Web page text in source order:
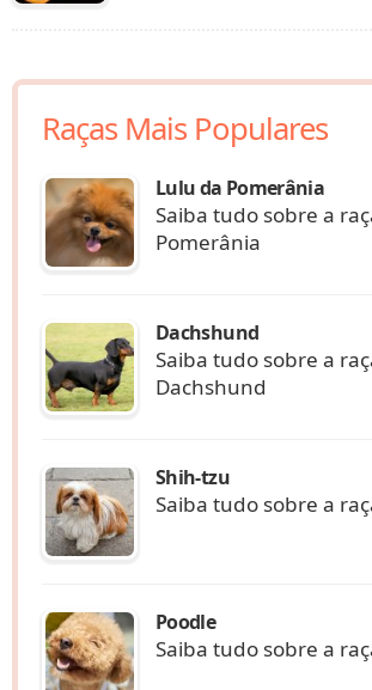
Raças Mais Populares
Lulu da Pomerânia
Saiba tudo sobre a
Pomerânia
Dachshund
Saiba tudo sobre a
Dachshund
Shih-tzu
Saiba tudo sobre a
Poodle
Saiba tudo sobre a